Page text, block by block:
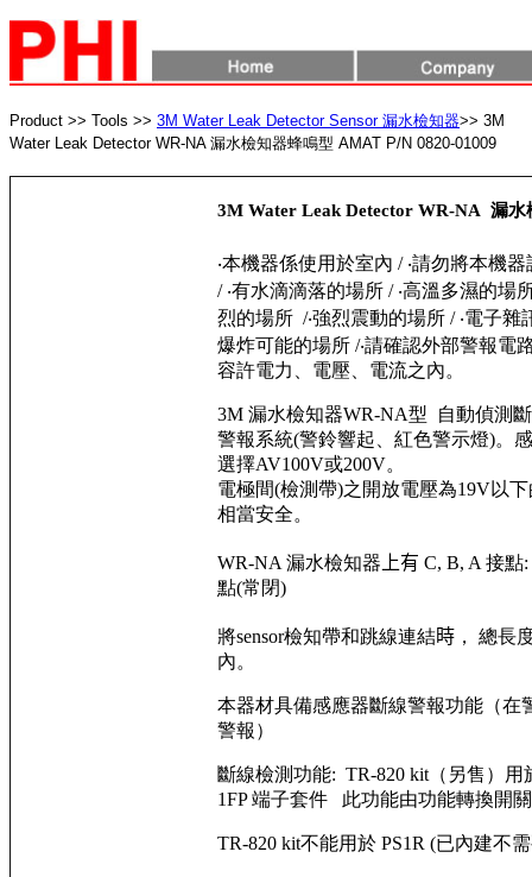
Product >> Tools >> 3M Water Leak Detector Sensor 漏水檢知器>> 3M
Water Leak Detector WR-NA 漏水檢知器蜂鳴型 AMAT P/N 0820-01009
3M Water Leak Detector WR-NA 漏水
‧本機器係使用於室內 / ‧請勿將本機
/ ‧有水滴滴落的場所 / ‧高溫多濕的場
烈的場所 /‧強烈震動的場所 / ‧電子雜
爆炸可能的場所 /‧請確認外部警報電
容許電力、電壓、電流之內。
3M 漏水檢知器WR-NA型 自動偵測
警報系統(警鈴響起、紅色警示燈)。
選擇AV100V或200V。
電極間(檢測帶)之開放電壓為19V以
相當安全。
WR-NA 漏水檢知器 上有 C, B, A 接點
點(常閉)
將sensor檢知帶和跳線連結時 ， 總長
內。
本器材具備感應器斷線警報功能（在
警報）
斷線檢測功能: TR-820 kit（另售）用
1FP 端子套件 此功能由功能轉換開
TR-820 kit不能用於 PS1R (已內建不